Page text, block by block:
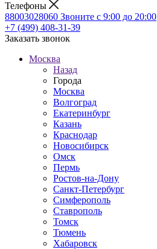
Телефоны
88003028060 Звоните с 9:00 до 20:00
+7 (499) 408-31-39
Заказать звонок
Москва
Назад
Города
Москва
Волгоград
Екатеринбург
Казань
Краснодар
Новосибирск
Омск
Пермь
Ростов-на-Дону
Санкт-Петербург
Симферополь
Ставрополь
Томск
Тюмень
Хабаровск